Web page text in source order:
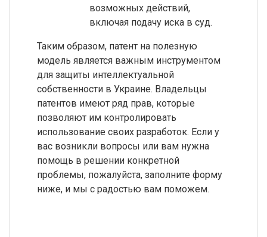
возможных действий,
включая подачу иска в суд.
Таким образом, патент на полезную
модель является важным инструментом
для защиты интеллектуальной
собственности в Украине. Владельцы
патентов имеют ряд прав, которые
позволяют им контролировать
использование своих разработок. Если у
вас возникли вопросы или вам нужна
помощь в решении конкретной
проблемы, пожалуйста, заполните форму
ниже, и мы с радостью вам поможем.